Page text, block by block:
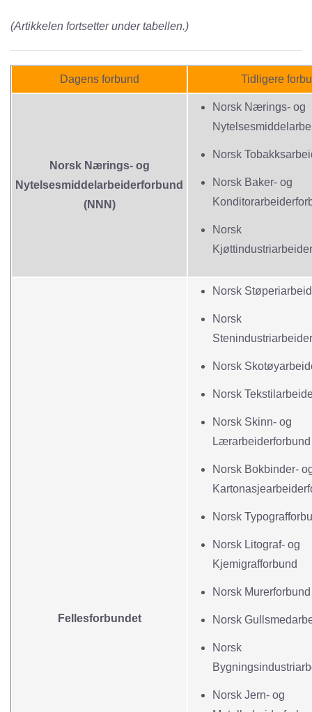
(Artikkelen fortsetter under tabellen.)
Dagens forbund Tidligere
Norsk Nærings- og
Nytelsesmiddelarbeiderforbund
(NNN)
Norsk Nærings- og
Norsk
Norsk Baker- og
Norsk
Fellesforbundet
Norsk
Norsk
Norsk
Norsk
Norsk Skinn- og
Lærarbeiderforbund
Norsk Bokbinder-
Norsk
Norsk Litograf- og
Kjemigrafforbund
Norsk Murerforbund
Norsk
Norsk
Norsk Jern- og